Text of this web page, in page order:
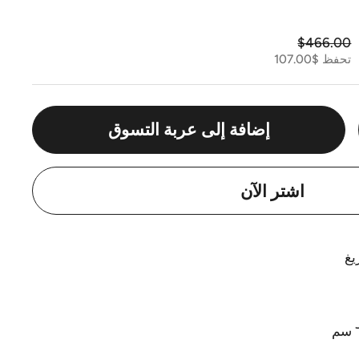
سعر البيع
$466.00
تحفظ $107.00
إضافة إلى عربة التسوق
اشتر الآن